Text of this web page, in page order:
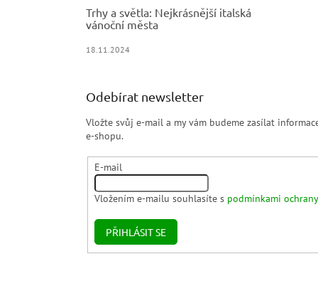
Trhy a světla: Nejkrásnější italská
vánoční města
18.11.2024
Odebírat newsletter
Vložte svůj e-mail a my vám budeme zasílat
e-shopu.
E-mail
Vložením e-mailu souhlasíte s podmínkami
PŘIHLÁSIT SE